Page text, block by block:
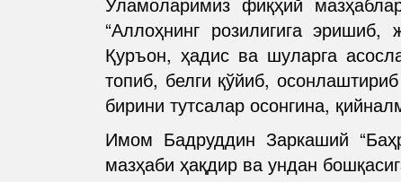
“Аллоҳнинг розилигига
Қуръон, ҳадис ва шуларга
топиб, белги қўйиб,
бирини тутсалар осонгина,
Имом Бадруддин Заркаший
мазҳаби ҳақдир ва ундан